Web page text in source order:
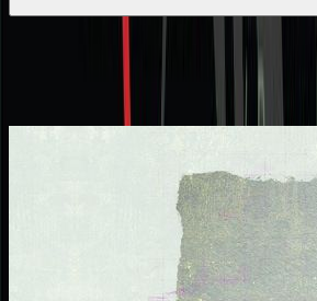
Ίδιος Αφηγητής